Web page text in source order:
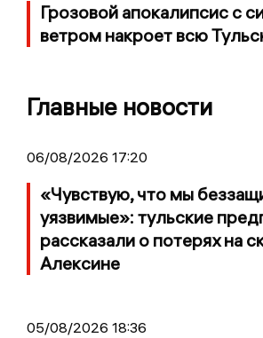
Грозовой апокалипсис с
ветром накроет всю
Главные новости
06/08/2026 17:20
«Чувствую, что мы
уязвимые»: тульские
рассказали о потерях на
Алексине
05/08/2026 18:36